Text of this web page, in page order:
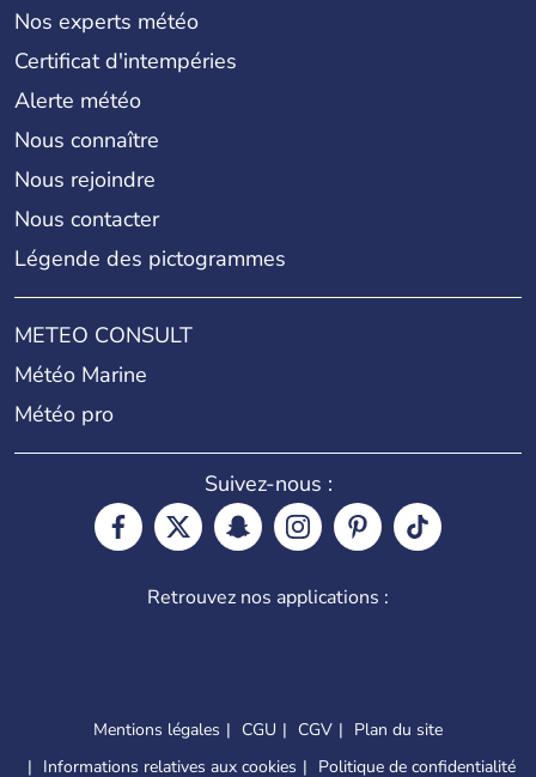
Nos experts météo
Certificat d'intempéries
Alerte météo
Nous connaître
Nous rejoindre
Nous contacter
Légende des pictogrammes
METEO CONSULT
Météo Marine
Météo pro
Suivez-nous :
Retrouvez nos applications :
Mentions légales CGU CGV
Plan du site
Informations relatives aux cookies
Politique de confidentialité